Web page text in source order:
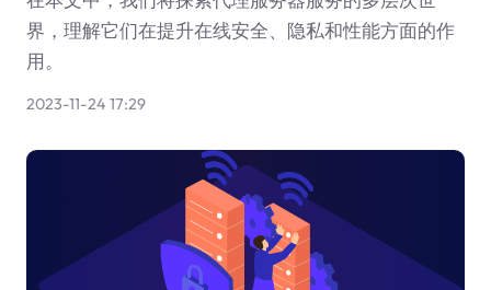
界，理解它们在提升在线安全、隐私和性能方面的作
用。
2023-11-24 17:29